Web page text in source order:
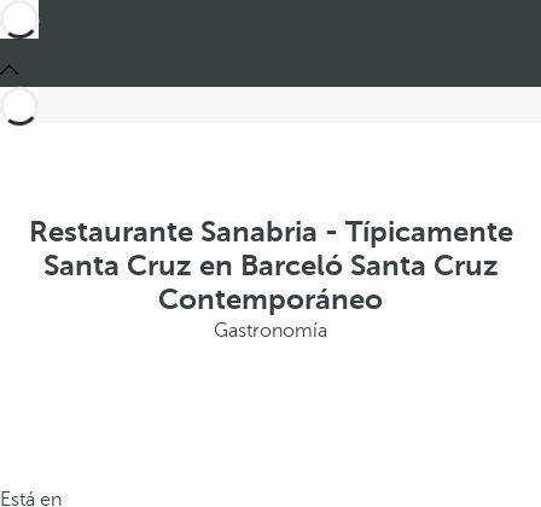
Restaurante Sanabria - Típicamente
Santa Cruz en Barceló Santa Cruz
Contemporáneo
Gastronomía
Está en